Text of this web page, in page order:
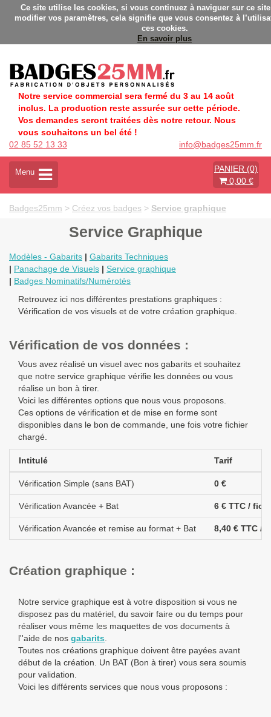
personnalisés - Fabrication Française éco-responsable -
Ce site utilise les cookies, si vous continuez à naviguer sur ce
modifier vos paramètres, cela signifie que vous consentez à
ces cookies.
En savoir plus
Notre service commercial sera fermé du 3 au 14 août
inclus. La production reste assurée sur cette période.
Vos demandes seront traitées dès notre retour. Nous
vous souhaitons un bel été !
02 85 52 13 33
info@badges25mm.fr
A
t
v
a
n
a
i
Menu
PANIER (0)
0,00 €
Badges25mm > Créez vos badges > Service graphique
Service Graphique
Modèles - Gabarits | Gabarits Techniques
| Panachage de Visuels | Service graphique
| Badges Nominatifs/Numérotés
Retrouvez ici nos différentes prestations graphiques :
Vérification de vos visuels et de votre création graphique.
Vérification de vos données :
Vous avez réalisé un visuel avec nos gabarits et souhaitez
que notre service graphique vérifie les données ou vous
réalise un bon à tirer.
Voici les différentes options que nous vous proposons.
Ces options de vérification et de mise en forme sont
disponibles dans le bon de commande, une fois votre fichier
chargé.
Intitulé Tarif
Vérification Simple (sans BAT) 0 €
Vérification Avancée + Bat 6 € TTC /
Vérification Avancée et remise au format + Bat 8,40 € TTC /
Création graphique :
Notre service graphique est à votre disposition si vous ne
disposez pas du matériel, du savoir faire ou du temps pour
réaliser vous même les maquettes de vos documents à
l''aide de nos gabarits
Toutes nos créations graphique doivent être payées avant
début de la création. Un BAT (Bon à tirer) vous sera soumis
pour validation.
Voici les différents services que nous vous proposons :